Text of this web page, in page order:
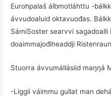
Eurohpalaš álbmotláhttu -
ávvudoaluid oktavuođas.
SámiSoster searvvi sagadoalli
doaimmajođiheaddji
Stuorra ávvumállásiid maŋŋá
-Liggii váimmu gullat man